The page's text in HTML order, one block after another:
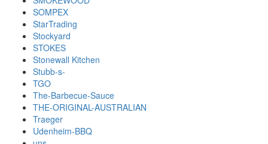
SOMPEX
StarTrading
Stockyard
STOKES
Stonewall Kitchen
Stubb-s-
TGO
The-Barbecue-Sauce
THE-ORIGINAL-AUSTRALIAN
Traeger
Udenheim-BBQ